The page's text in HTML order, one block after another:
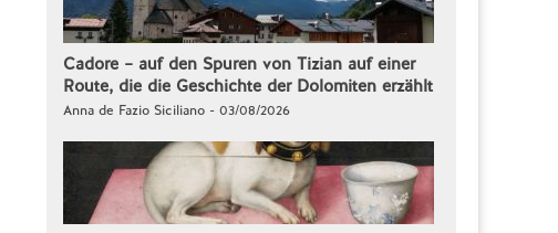
Cadore – auf den Spuren von Tizian auf einer
Route, die die Geschichte der Dolomiten erzählt
Anna de Fazio Siciliano - 03/08/2026